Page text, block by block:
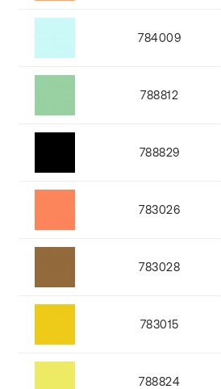
784009
788812
788829
783026
783028
783015
788824